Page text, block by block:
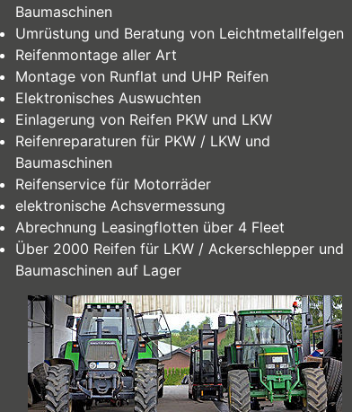
Baumaschinen
Umrüstung und Beratung von Leichtmetallfelgen
Reifenmontage aller Art
Montage von Runflat und UHP Reifen
Elektronisches Auswuchten
Einlagerung von Reifen PKW und LKW
Reifenreparaturen für PKW / LKW und
Baumaschinen
Reifenservice für Motorräder
elektronische Achsvermessung
Abrechnung Leasingflotten über 4 Fleet
Über 2000 Reifen für LKW / Ackerschlepper und
Baumaschinen auf Lager
radermacher_2.jpg